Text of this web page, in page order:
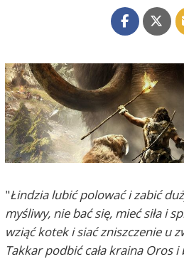
"Łindzia lubić polować i zabić
myśliwy, nie bać się, mieć siła i
wziąć kotek i siać zniszczenie u
Takkar podbić cała kraina Oros